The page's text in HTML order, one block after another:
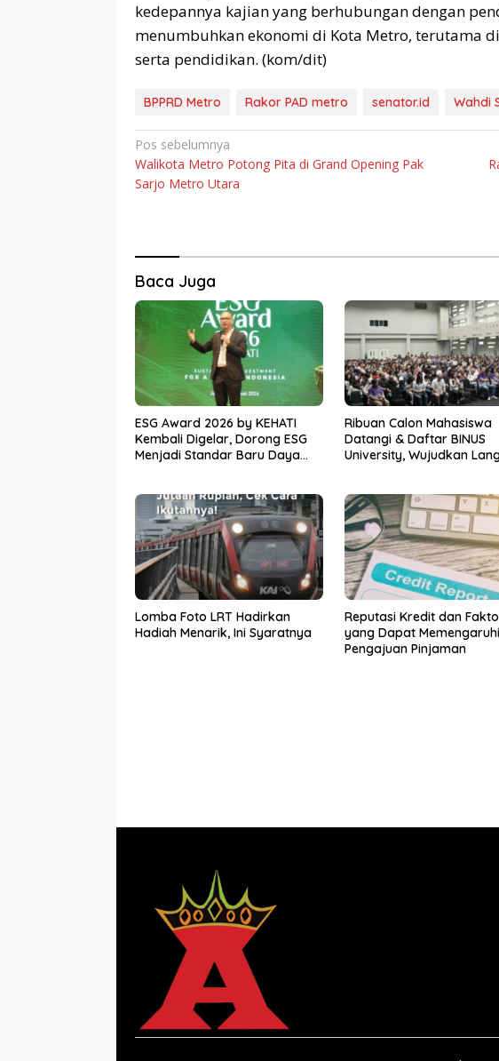
kedepannya kajian yang berhubungan dengan
menumbuhkan ekonomi di Kota Metro, terutama
serta pendidikan. (kom/dit)
BPPRD Metro Rakor PAD metro senator.id Wahdi
Navigasi
pos
Pos sebelumnya
Walikota Metro Potong Pita di Grand Opening Pak
Sarjo Metro Utara
Baca Juga
ESG Award 2026 by KEHATI
Kembali Digelar, Dorong ESG
Menjadi Standar Baru Daya
Ribuan Calon Mahasiswa
Datangi & Daftar BINUS
University, Wujudkan
Lomba Foto LRT Hadirkan
Hadiah Menarik, Ini Syaratnya
Reputasi Kredit dan
yang Dapat Memengaruhi
Pengajuan Pinjaman